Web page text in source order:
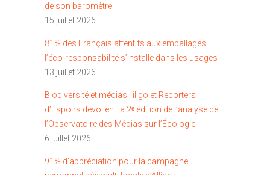
de son baromètre
15 juillet 2026
81% des Français attentifs aux emballages :
l’éco-responsabilité s’installe dans les usages
13 juillet 2026
Biodiversité et médias : iligo et Reporters
d’Espoirs dévoilent la 2ᵉ édition de l’analyse de
l’Observatoire des Médias sur l’Écologie
6 juillet 2026
91% d’appréciation pour la campagne